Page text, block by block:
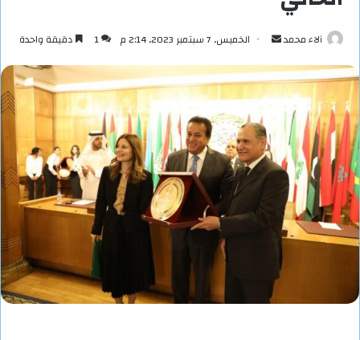
آلاء محمد
أرسل
إلكترونيا
الخميس, 7 سبتمبر 2023, 2:14 م 1 دقيقة واحدة